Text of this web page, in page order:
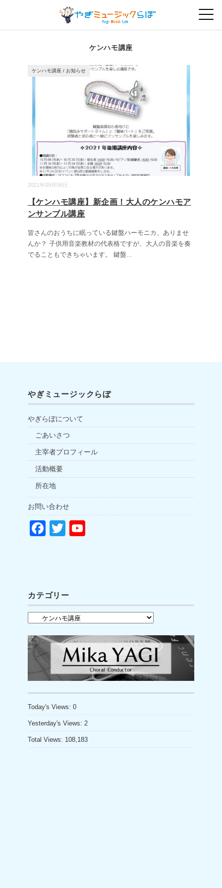
ケンハモ講座
2021年09月06日
ケンハモ講座 / お知らせ
【ケンハモ講座】新企画！大人のケンハモア
ンサンブル講座
皆さんのおうちに眠っている鍵盤ハーモニカ、ありませ
んか？ 子供用音楽教材の代表格ですが、大人の音楽を奏
でることもできちゃいます。 鍵盤...
やぎミュージックらぼ
やぎらぼについて
ごあいさつ
主宰者プロフィール
活動概要
所在地
お問い合わせ
F
b
o
o
k
T
b
e
C
h
a
n
el
カテゴリー
ゴ
Today's Views: 0
Yesterday's Views: 2
Total Views: 108,183